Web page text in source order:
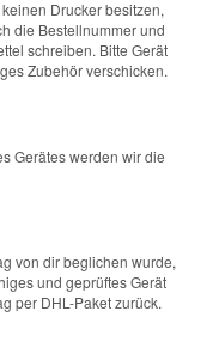
Drucker besitzen,
die Bestellnummer und
schreiben. Bitte Gerät
Zubehör verschicken.
Gerätes werden wir die
von dir beglichen wurde,
und geprüftes Gerät
per DHL-Paket zurück.